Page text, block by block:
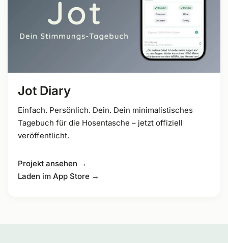
Jot Diary
Einfach. Persönlich. Dein. Dein minimalistisches
Tagebuch für die Hosentasche – jetzt offiziell
veröffentlicht.
Projekt ansehen →
Laden im App Store →